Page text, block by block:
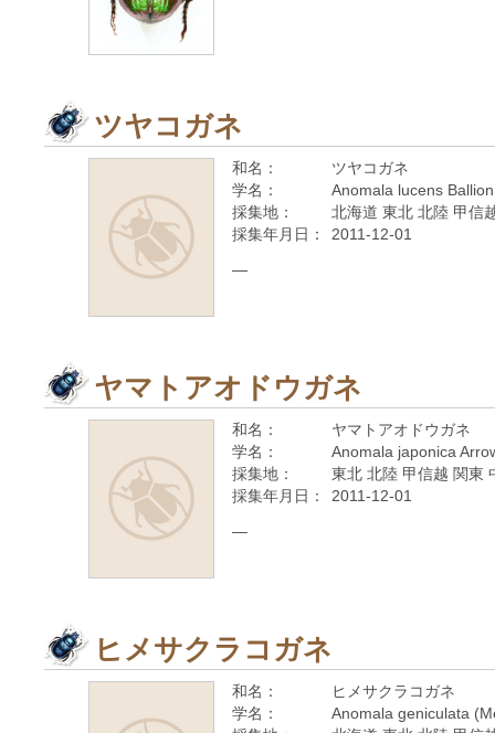
ツヤコガネ
和名：
ツヤコガネ
学名：
Anomala lucens
採集地：
北海道 東北 北陸 甲信
採集年月日：
2011-12-01
—
ヤマトアオドウガネ
和名：
ヤマトアオドウガネ
学名：
Anomala japonica
採集地：
東北 北陸 甲信越 関東
採集年月日：
2011-12-01
—
ヒメサクラコガネ
和名：
ヒメサクラコガネ
学名：
Anomala geniculata